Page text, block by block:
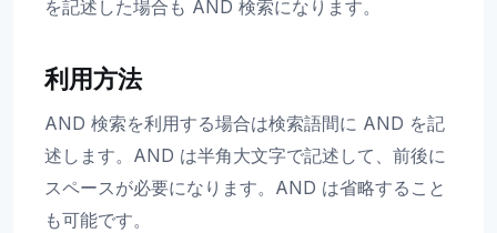
を記述した場合も AND 検索になります。
利用方法
AND 検索を利用する場合は検索語間に AND を記
述します。AND は半角大文字で記述して、前後に
スペースが必要になります。AND は省略すること
も可能です。